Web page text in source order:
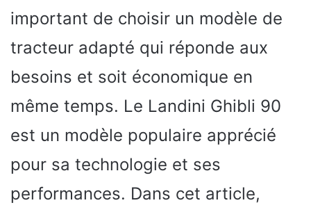
important de choisir un modèle de
tracteur adapté qui réponde aux
besoins et soit économique en
même temps. Le Landini Ghibli 90
est un modèle populaire apprécié
pour sa technologie et ses
performances. Dans cet article,